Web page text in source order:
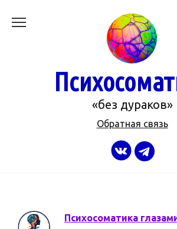
«без дураков»
Обратная связь
Психосоматика